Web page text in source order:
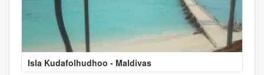
Isla Kudafolhudhoo - Maldivas